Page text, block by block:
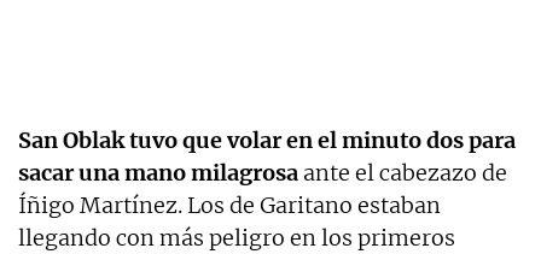
San Oblak tuvo que volar en el minuto dos para
sacar una mano milagrosa ante el cabezazo de
Íñigo Martínez. Los de Garitano estaban
llegando con más peligro en los primeros